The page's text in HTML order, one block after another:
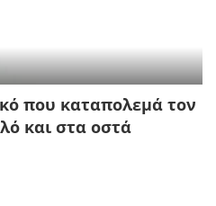
που καταπολεμά τον
και στα οστά